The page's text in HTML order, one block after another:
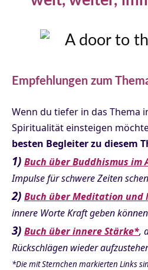
Empfehlungen zum
Wenn du tiefer in das Thema
Spiritualität einsteigen
besten Begleiter zu diesem
1) Buch über Buddhismus im
Impulse für schwere Zeiten
2) Buch über Meditation und
innere Worte Kraft geben
3) Buch über innere Stärke*,
Rückschlägen wieder
*Die mit Sternchen markierten Links